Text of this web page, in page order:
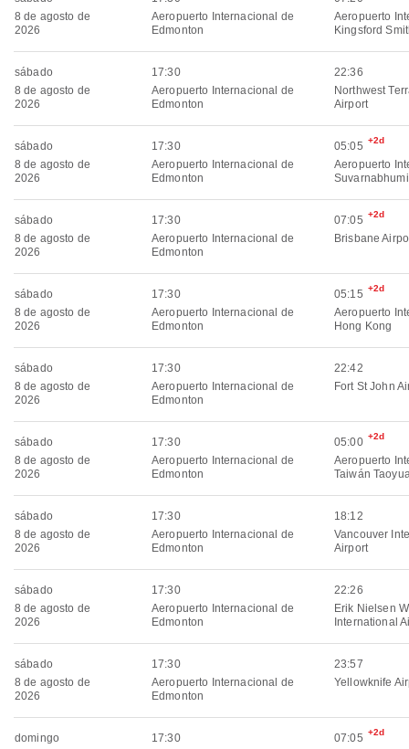
8 de agosto de
2026
Aeropuerto Internacional de
Edmonton
Aeropuerto
Kingsford
sábado
8 de agosto de
2026
17:30
Aeropuerto Internacional de
Edmonton
22:36
Northwest
Airport
sábado
8 de agosto de
2026
17:30
Aeropuerto Internacional de
Edmonton
05:05 +2d
Aeropuerto
Suvarnabhumi
sábado
8 de agosto de
2026
17:30
Aeropuerto Internacional de
Edmonton
07:05 +2d
Brisbane
sábado
8 de agosto de
2026
17:30
Aeropuerto Internacional de
Edmonton
05:15 +2d
Aeropuerto
Hong Kong
sábado
8 de agosto de
2026
17:30
Aeropuerto Internacional de
Edmonton
22:42
Fort St John
sábado
8 de agosto de
2026
17:30
Aeropuerto Internacional de
Edmonton
05:00 +2d
Aeropuerto
Taiwán
sábado
8 de agosto de
2026
17:30
Aeropuerto Internacional de
Edmonton
18:12
Vancouver
Airport
sábado
8 de agosto de
2026
17:30
Aeropuerto Internacional de
Edmonton
22:26
Erik Nielsen
International
sábado
8 de agosto de
2026
17:30
Aeropuerto Internacional de
Edmonton
23:57
Yellowknife
domingo
17:30
07:05 +2d